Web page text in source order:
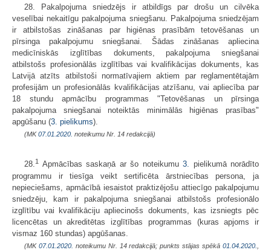
28. Pakalpojuma sniedzējs ir atbildīgs par drošu un cilvēka
veselībai nekaitīgu pakalpojuma sniegšanu. Pakalpojuma sniedzējam
ir atbilstošas zināšanas par higiēnas prasībām tetovēšanas un
pīrsinga pakalpojumu sniegšanai. Šādas zināšanas apliecina
medicīniskās izglītības dokuments, pakalpojuma sniegšanai
atbilstošs profesionālās izglītības vai kvalifikācijas dokuments, kas
Latvijā atzīts atbilstoši normatīvajiem aktiem par reglamentētajām
profesijām un profesionālās kvalifikācijas atzīšanu, vai apliecība par
18 stundu apmācību programmas "Tetovēšanas un pīrsinga
pakalpojuma sniegšanai noteiktās minimālās higiēnas prasības"
apgūšanu (3. pielikums).
(MK07.01.2020. noteikumu Nr. 14 redakcijā)
28.1 Apmācības saskaņā ar šo noteikumu 3. pielikumā norādīto
programmu ir tiesīga veikt sertificēta ārstniecības persona, ja
nepieciešams, apmācībā iesaistot praktizējošu attiecīgo pakalpojumu
sniedzēju, kam ir pakalpojuma sniegšanai atbilstošs profesionālo
izglītību vai kvalifikāciju apliecinošs dokuments, kas izsniegts pēc
licencētas un akreditētas izglītības programmas (kuras apjoms ir
vismaz 160 stundas) apgūšanas.
(MK 07.01.2020. noteikumu Nr. 14 redakcijā; punkts stājas spēkā01.04.2020.